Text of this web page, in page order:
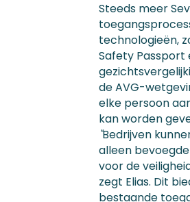
Steeds meer
technologieën,
Safety
de AVG-
elke persoon
kan worden
"Bedrijven
alleen
voor de
zegt Elias. Dit
bestaande